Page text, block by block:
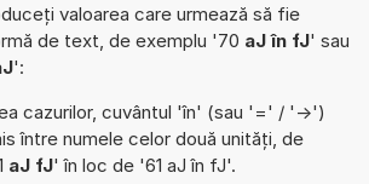
valoarea care urmează să fie
de text, de exemplu '70 aJ în fJ' sau
':
cazurilor, cuvântul 'în' (sau '=' / '->')
între numele celor două unități, de
aJ fJ' în loc de '61 aJ în fJ'.